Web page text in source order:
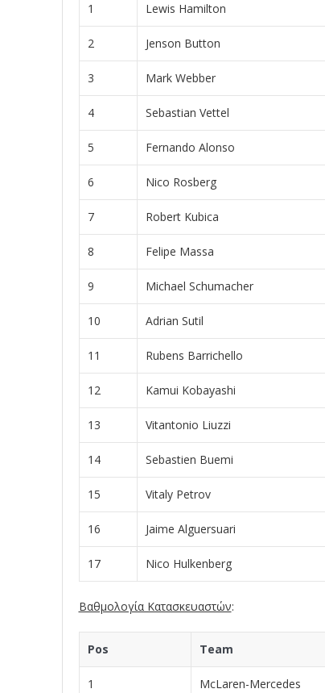
1 Lewis Hamilton
2 Jenson Button
3 Mark Webber
4 Sebastian Vettel
5 Fernando Alonso
6 Nico Rosberg
7 Robert Kubica
8 Felipe Massa
9 Michael Schumacher
10 Adrian Sutil
11 Rubens Barrichello
12 Kamui Kobayashi
13 Vitantonio Liuzzi
14 Sebastien Buemi
15 Vitaly Petrov
16 Jaime Alguersuari
17 Nico Hulkenberg
Βαθμολογία Κατασκευαστών:
Pos Team
1 McLaren-Mercedes